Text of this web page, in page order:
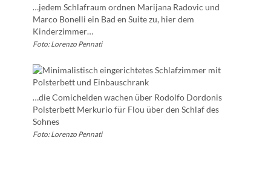
…jedem Schlafraum ordnen Marijana Radovic und
Marco Bonelli ein Bad en Suite zu, hier dem
Kinderzimmer…
Foto: Lorenzo Pennati
…die Comichelden wachen über Rodolfo Dordonis
Polsterbett Merkurio für Flou über den Schlaf des
Sohnes
Foto: Lorenzo Pennati